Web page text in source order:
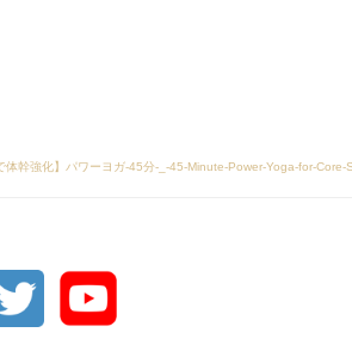
幹強化】パワーヨガ-45分-_-45-Minute-Power-Yoga-for-